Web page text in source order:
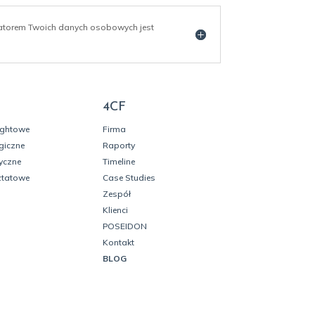
Twoich danych osobowych jest
4CF
Firma
Raporty
Timeline
Case Studies
Zespół
Klienci
POSEIDON
Kontakt
BLOG